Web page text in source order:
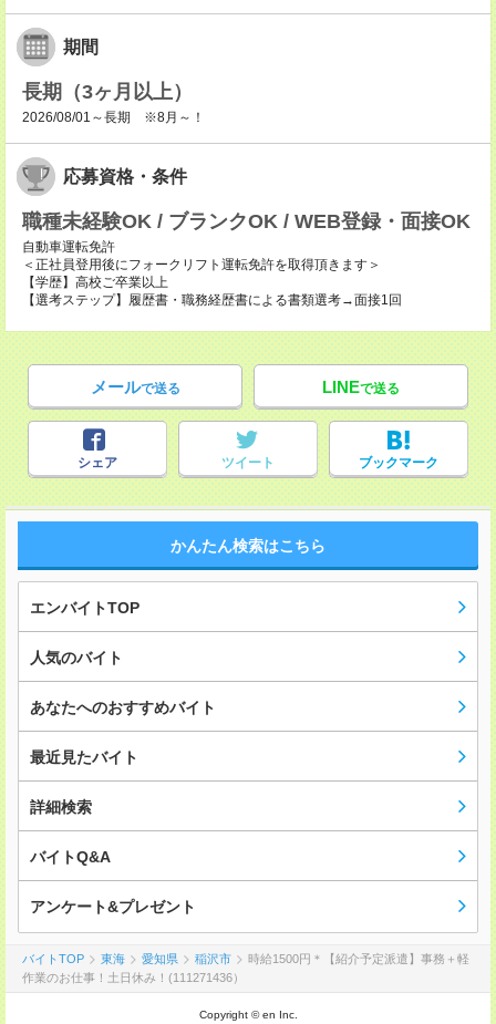
期間
長期（3ヶ月以上）
2026/08/01～長期 ※8月～！
応募資格・条件
職種未経験OK / ブランクOK / WEB登録・面接OK
自動車運転免許
＜正社員登用後にフォークリフト運転免許を取得頂きます＞
【学歴】高校ご卒業以上
【選考ステップ】履歴書・職務経歴書による書類選考→面接1回
メールで送る LINEで送る
シェア ツイート ブックマーク
かんたん検索はこちら
エンバイトTOP
人気のバイト
あなたへのおすすめバイト
最近見たバイト
詳細検索
バイトQ&A
アンケート&プレゼント
バイトTOP 東海 愛知県 稲沢市
時給1500円＊【紹介予定派遣】事務＋軽
作業のお仕事！土日休み！(111271436）
Copyright © en Inc.